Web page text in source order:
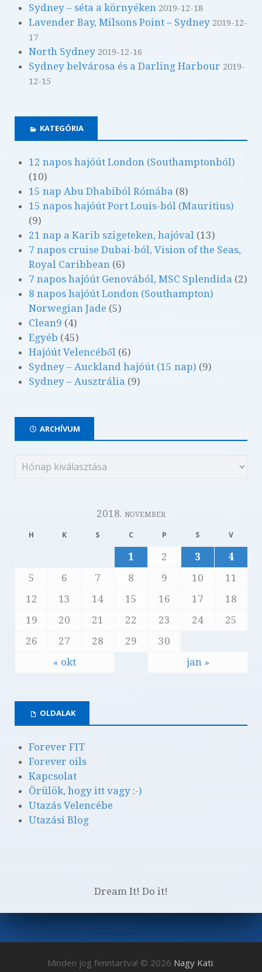
Sydney – séta a környéken 2019-12-18
Lavender Bay, Milsons Point – Sydney 2019-12-
17
North Sydney 2019-12-16
Sydney belvárosa és a Darling Harbour 2019-
12-15
KATEGÓRIA
12 napos hajóút London (Southamptonból)
(10)
15 nap Abu Dhabiból Rómába (8)
15 napos hajóút Port Louis-ból (Mauritius)
(9)
21 nap a Karib szigeteken, hajóval (13)
7 napos cruise Dubai-ból, Vision of the Seas,
Royal Caribbean (6)
7 napos hajóút Genovából, MSC Splendida (2)
8 napos hajóút London (Southampton)
Norwegian Jade (5)
Clean9 (4)
Egyéb (45)
Hajóút Velencéből (6)
Sydney – Auckland hajóút (15 nap) (9)
Sydney – Ausztrália (9)
ARCHÍVUM
2018. november
H K S C P S V
« okt jan »
1 2 3
4
5
6 7 8 9 10
11
12
13 14 15 16 17
18
19
20 21 22 23 24
25
26
27 28 29 30
OLDALAK
Forever FIT
Forever oils
Kapcsolat
Örülök, hogy itt vagy :-)
Utazás Velencébe
Utazási Blog
Dream It! Do it!
Minden jog fenntartva! © 2026 Nagy Kati.